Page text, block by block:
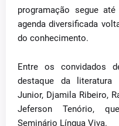
programação segue
agenda diversificada
do conhecimento.
Entre os convidados
destaque da literatura
Junior, Djamila Ribeiro,
Jeferson Tenório,
Seminário Língua Viva.